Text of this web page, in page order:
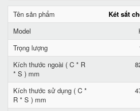
Tên sản phẩm
Két sắt
Model
Trọng lượng
Kích thước ngoài ( C * R
* S ) mm
Kích thước sử dụng ( C *
R * S ) mm